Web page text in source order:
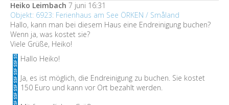
Heiko Leimbach 7 juni 16:31
Objekt: 6923: Ferienhaus am See ÖRKEN / Småland
Hallo, kann man bei diesem Haus eine Endreinigung buchen?
Wenn ja, was kostet sie?
Viele Grüße, Heiko!
Hallo Heiko!
Ja, es ist möglich, die Endreinigung zu buchen. Sie kostet
150 Euro und kann vor Ort bezahlt werden.